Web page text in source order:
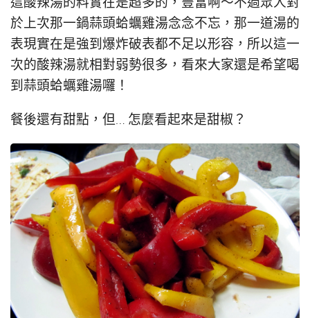
於上次那一鍋蒜頭蛤蠣雞湯念念不忘，那一道湯的
表現實在是強到爆炸破表都不足以形容，所以這一
次的酸辣湯就相對弱勢很多，看來大家還是希望喝
到蒜頭蛤蠣雞湯囉！
餐後還有甜點，但… 怎麼看起來是甜椒？